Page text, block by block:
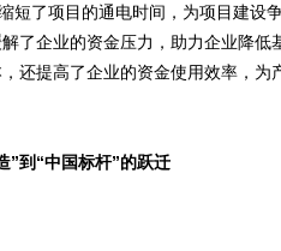
短了项目的通电时间，为项目建设
了企业的资金压力，助力企业降低
还提高了企业的资金使用效率，为
到“中国标杆”的跃迁